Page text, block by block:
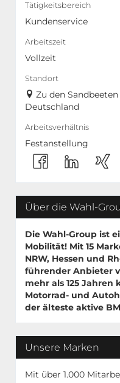
Tätigkeitsbereich
Kundenservice
Arbeitszeit
Vollzeit
Standort
Zu den
Deutschland
Arbeitsverhältnis
Festanstellung
Über die Wahl-
Die Wahl-Group ist
Mobilität! Mit 15
NRW, Hessen und
führender Anbieter
mehr als 125
Motorrad- und
der älteste aktive
Unsere Marken
Mit über 1.000